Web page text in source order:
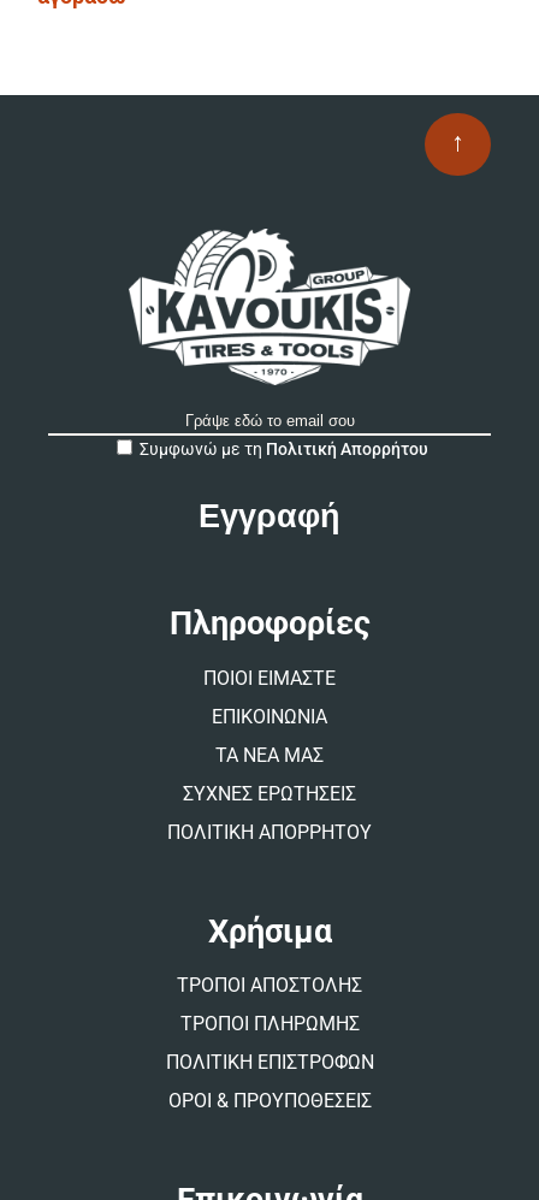
↑
Συμφωνώ με τη Πολιτική Απορρήτου
Πληροφορίες
ΠΟΙΟΙ ΕΙΜΑΣΤΕ
ΕΠΙΚΟΙΝΩΝΙΑ
ΤΑ ΝΕΑ ΜΑΣ
ΣΥΧΝΕΣ ΕΡΩΤΗΣΕΙΣ
ΠΟΛΙΤΙΚΗ ΑΠΟΡΡΗΤΟΥ
Χρήσιμα
ΤΡΟΠΟΙ ΑΠΟΣΤΟΛΗΣ
ΤΡΟΠΟΙ ΠΛΗΡΩΜΗΣ
ΠΟΛΙΤΙΚΗ ΕΠΙΣΤΡΟΦΩΝ
ΟΡΟΙ & ΠΡΟΥΠΟΘΕΣΕΙΣ